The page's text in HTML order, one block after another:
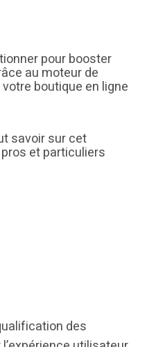
pour booster
au moteur de
boutique en ligne
savoir sur cet
et particuliers
des